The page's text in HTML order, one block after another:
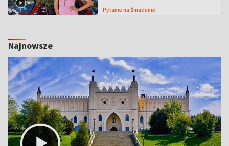
Pytanie na Śniadanie
Najnowsze